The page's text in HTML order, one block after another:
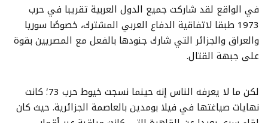
في الواقع لقد شاركت جميع الدول العربية تقريبا في حرب
1973 طبقا لاتفاقية الدفاع العربي المشترك، خصوصًا سوريا
والعراق والجزائر التي شارك جنودها بالفعل مع المصريين بقوة
على جبهة القتال.
لكن ما لا يعرفه الناس إنه حينما نسجت خيوط حرب 73؛ كانت
نهايات صياغتها في فيلا بومدين بالعاصمة الجزائرية. حيث كان